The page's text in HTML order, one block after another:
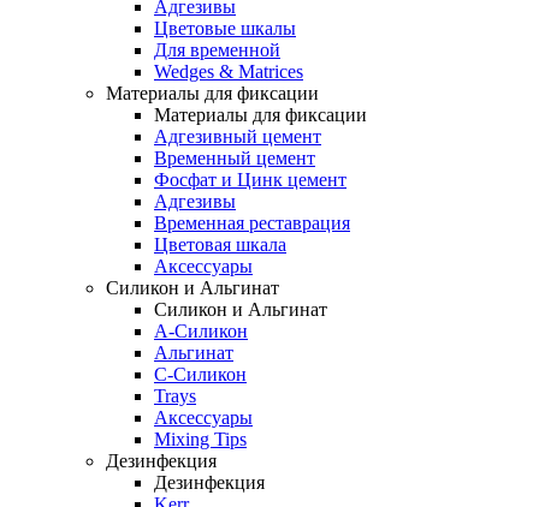
Адгезивы
Цветовые шкалы
Для временной
Wedges & Matrices
Материалы для фиксации
Материалы для фиксации
Адгезивный цемент
Временный цемент
Фосфат и Цинк цемент
Адгезивы
Временная реставрация
Цветовая шкала
Аксессуары
Силикон и Альгинат
Силикон и Альгинат
A-Силикон
Альгинат
C-Силикон
Trays
Аксессуары
Mixing Tips
Дезинфекция
Дезинфекция